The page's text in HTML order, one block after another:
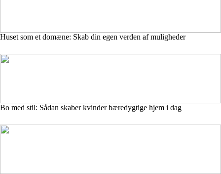
Huset som et domæne: Skab din egen verden af muligheder
Bo med stil: Sådan skaber kvinder bæredygtige hjem i dag